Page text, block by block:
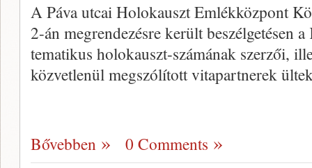
A Páva utcai Holokauszt Emlékközpont
2-án megrendezésre került beszélgetésen
tematikus holokauszt-számának szerzői,
közvetlenül megszólított vitapartnerek
Bővebben 0 Comments